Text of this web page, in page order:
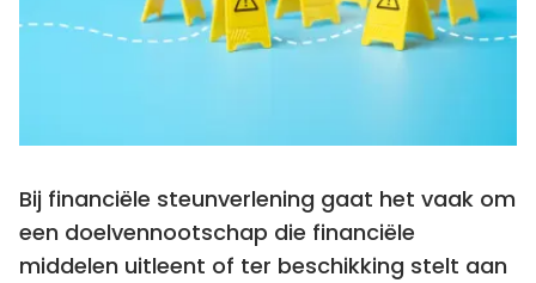
Bij financiële steunverlening gaat het vaak om
een doelvennootschap die financiële
middelen uitleent of ter beschikking stelt aan